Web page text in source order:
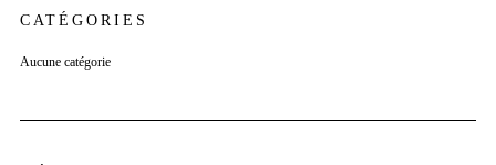
CATÉGORIES
Aucune catégorie